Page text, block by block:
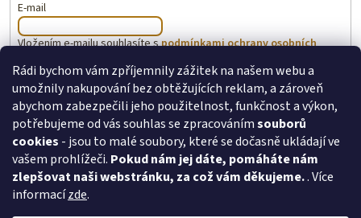
Rádi bychom vám zpříjemnily zážitek na našem webu a
umožnily nakupování bez obtěžujících reklam, a zároveň
abychom zabezpečili jeho použitelnost, funkčnost a výkon,
potřebujeme od vás souhlas se zpracovánímsouborů
cookies - jsou to malé soubory, které se dočasně ukládají ve
vašem prohlížeči. Pokud nám jej dáte, pomáháte nám
zlepšovat naši webstránku, za což vám děkujeme.. Více
informacízde.
E-mail
Vložením e-mailu souhlasíte spodmínkami ochrany osobních
PŘIHLÁSIT SE
toysforkids.cz Ochrana osobních údajů